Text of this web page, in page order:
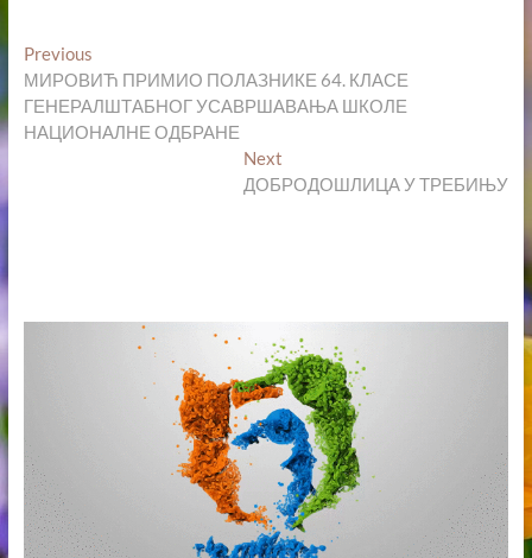
Кретање
чланка
PreviousPrevious
post:
МИРОВИЋ ПРИМИО ПОЛАЗНИКЕ 64. КЛАСЕ
ГЕНЕРАЛШТАБНОГ УСАВРШАВАЊА ШКОЛЕ
НАЦИОНАЛНЕ ОДБРАНЕ
Next
post:
ДОБРОДОШЛИЦА У ТРЕБИЊУ